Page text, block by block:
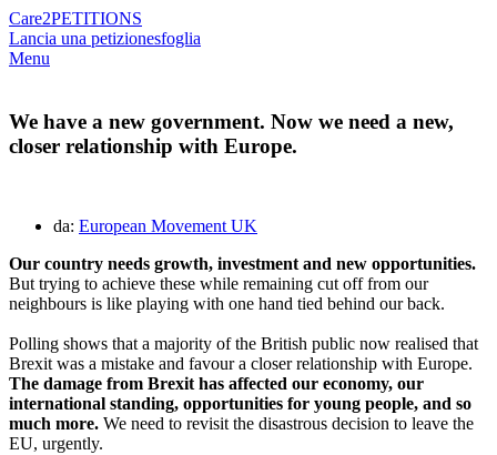
Care2PETITIONS
Lancia una petizionesfoglia
Menu
We have a new government. Now we need a new,
closer relationship with Europe.
da: European Movement UK
Our country needs growth, investment and new opportunities.
But trying to achieve these while remaining cut off from our
neighbours is like playing with one hand tied behind our back.
Polling shows that a majority of the British public now realised that
Brexit was a mistake and favour a closer relationship with Europe.
The damage from Brexit has affected our economy, our
international standing, opportunities for young people, and so
much more. We need to revisit the disastrous decision to leave the
EU, urgently.